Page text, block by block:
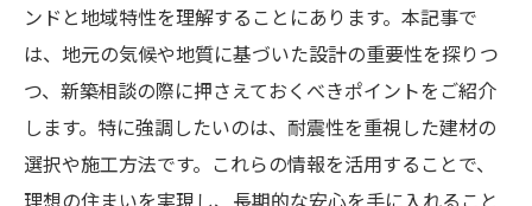
ンドと地域特性を理解することにあります。本記事で
は、地元の気候や地質に基づいた設計の重要性を探りつ
つ、新築相談の際に押さえておくべきポイントをご紹介
します。特に強調したいのは、耐震性を重視した建材の
選択や施工方法です。これらの情報を活用することで、